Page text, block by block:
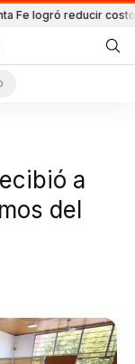
reducir costo
a
del